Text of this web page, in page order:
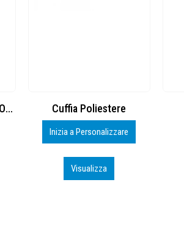
BS600 – 5139960
Personalizza
Visualizza